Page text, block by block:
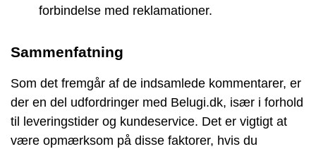
forbindelse med reklamationer.
Sammenfatning
Som det fremgår af de indsamlede kommentarer, er
der en del udfordringer med Belugi.dk, især i forhold
til leveringstider og kundeservice. Det er vigtigt at
være opmærksom på disse faktorer, hvis du